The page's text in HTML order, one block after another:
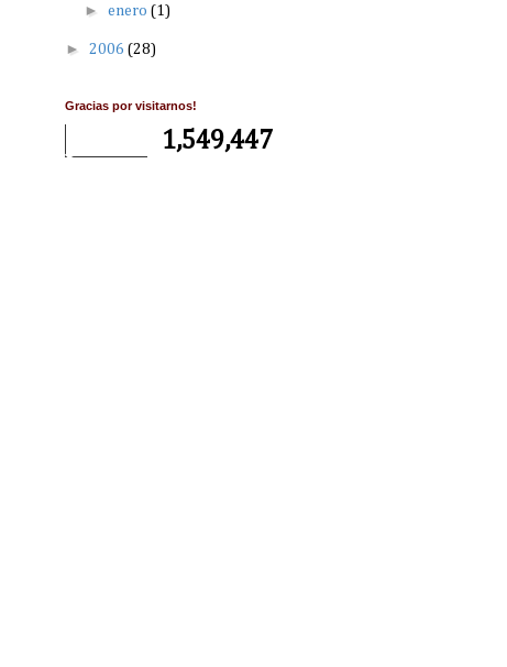
► enero (1)
► 2006 (28)
Gracias por visitarnos!
1,549,447